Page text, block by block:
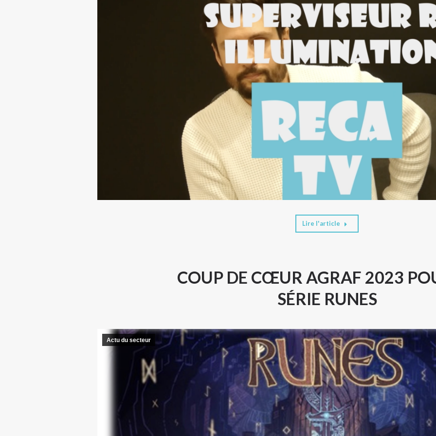
Lire l'article
COUP DE CŒUR AGRAF 2023
SÉRIE RUNES
Actu du secteur